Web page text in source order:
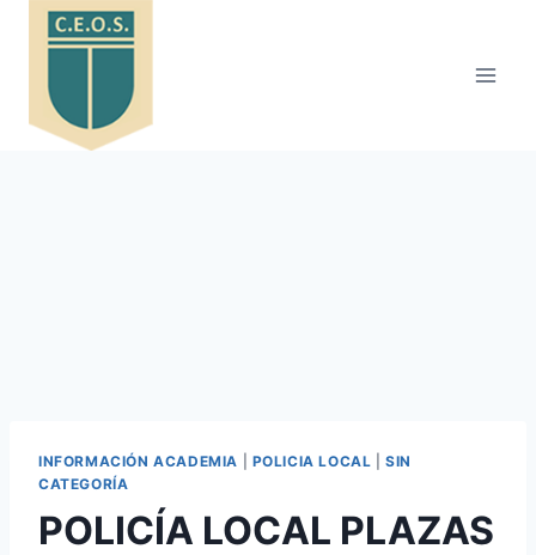
Saltar
INFORMACIÓN ACADEMIA POLICIA LOCAL |SIN
CATEGORÍA
POLICÍA LOCAL PLAZAS